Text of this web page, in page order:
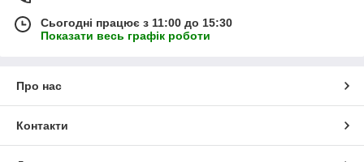
Сьогодні працює з 11:00 до 15:30
Показати весь графік роботи
Про нас
Контакти